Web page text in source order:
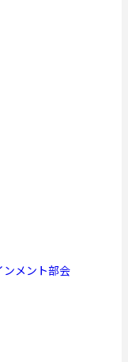
ンメント部会